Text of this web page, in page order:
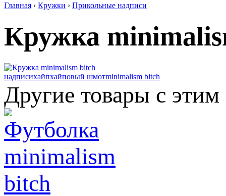
Главная › Кружки › Прикольные надписи
Кружка
надписихайпхайповый шмотminimalism bitch
Другие товары с